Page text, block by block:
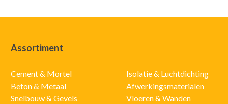
Assortiment
Cement & Mortel
Beton & Metaal
Snelbouw & Gevels
Isolatie & Luchtdichting
Afwerkingsmaterialen
Vloeren & Wanden